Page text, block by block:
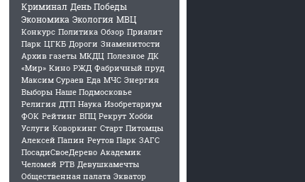
Криминал День Победы
Экономика Экология МВЦ
Конкурс Политика Обзор Приалит
Парк ЦГКБ Дороги Знаменитости
Архив газеты МКДЦ Полезное ДК
«Мир» Кино РЖД Фабричный пруд
Максим Сураев Еда МЧС Энергия
Выборы Наше Подмосковье
Религия ДТП Наука Изобретариум
ФОК Рейтинг ВПЦ Рекрут Хобби
Услуги Коворкинг Старт Питомцы
Алексей Папин Реутов Парк ЗАГС
ПосадиСвоеДерево Академик
Челомей РТВ Девушкамечты
Общественная палата Экватор